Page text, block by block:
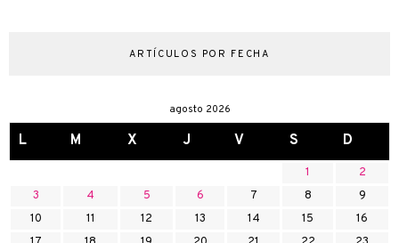
ARTÍCULOS POR FECHA
agosto 2026
L M X J V S D
1
2
3
4 5 6 7 8
9
10
11 12 13 14 15
16